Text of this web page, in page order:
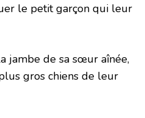
le petit garçon qui leur
jambe de sa sœur aînée,
gros chiens de leur